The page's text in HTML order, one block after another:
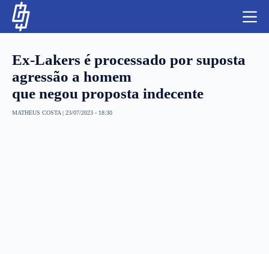
NBA
Ex-Lakers é processado por suposta
agressão a homem
que negou proposta indecente
MATHEUS COSTA | 23/07/2023 - 18:30